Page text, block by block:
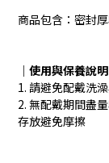
商品包含：密封
｜使用與保養說明
1. 請避免配戴洗
2. 無配戴期間盡
存放避免摩擦